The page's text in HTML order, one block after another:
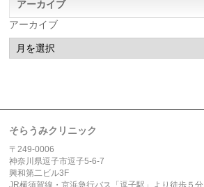
アーカイブ
アーカイブ
そらうみクリニック
〒249-0006
神奈川県逗子市逗子5-6-7
興和第二ビル3F
JR横須賀線・京浜急行バス「逗子駅」より徒歩５分